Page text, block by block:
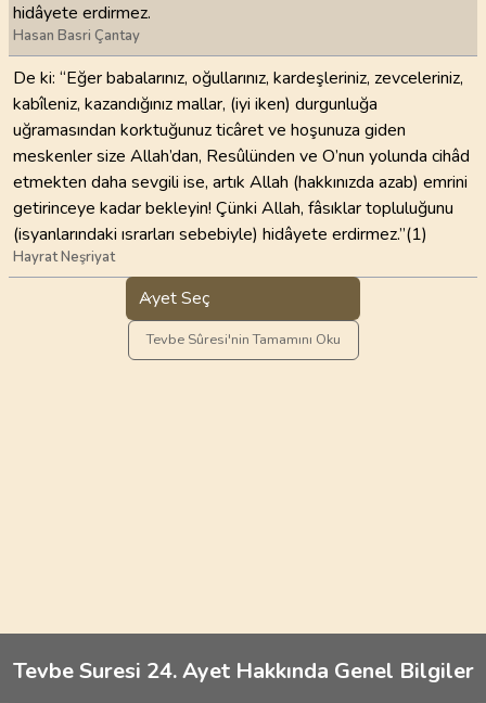
hidâyete erdirmez.
Hasan Basri Çantay
De ki: “Eğer babalarınız, oğullarınız, kardeşleriniz, zevceleriniz,
kabîleniz, kazandığınız mallar, (iyi iken) durgunluğa
uğramasından korktuğunuz ticâret ve hoşunuza giden
meskenler size Allah’dan, Resûlünden ve O’nun yolunda cihâd
etmekten daha sevgili ise, artık Allah (hakkınızda azab) emrini
getirinceye kadar bekleyin! Çünki Allah, fâsıklar topluluğunu
(isyanlarındaki ısrarları sebebiyle) hidâyete erdirmez.”(1)
Hayrat Neşriyat
Ayet Seç
Tevbe Sûresi'nin Tamamını Oku
Tevbe Suresi 24. Ayet Hakkında Genel Bilgiler